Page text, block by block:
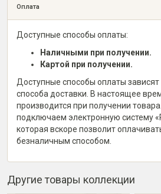
Оплата
Доступные способы оплаты:
Наличными при получении.
Картой при получении.
Доступные способы оплаты зависят
способа доставки. В настоящее
производится при получении
подключаем электронную систему
которая вскоре позволит
безналичным способом.
Другие товары коллекции